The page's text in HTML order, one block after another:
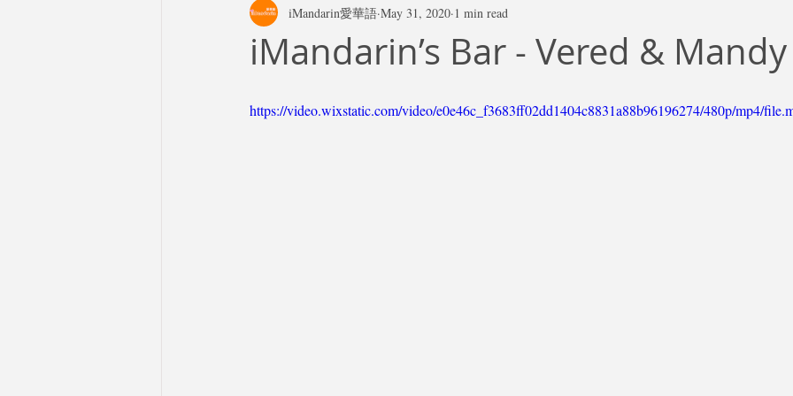
iMandarin’s Bar - Vered & Mandy
iMandarin愛華語 May 31, 2020 1 min read
https://video.wixstatic.com/video/e0e46c_f3683ff02dd1404c8831a88b96196274/480p/mp4/